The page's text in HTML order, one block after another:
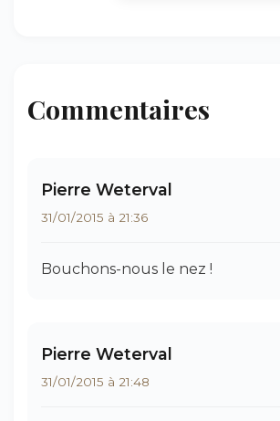
Commentaires
Pierre Weterval
31/01/2015 à 21:36
Bouchons-nous le nez !
Pierre Weterval
31/01/2015 à 21:48